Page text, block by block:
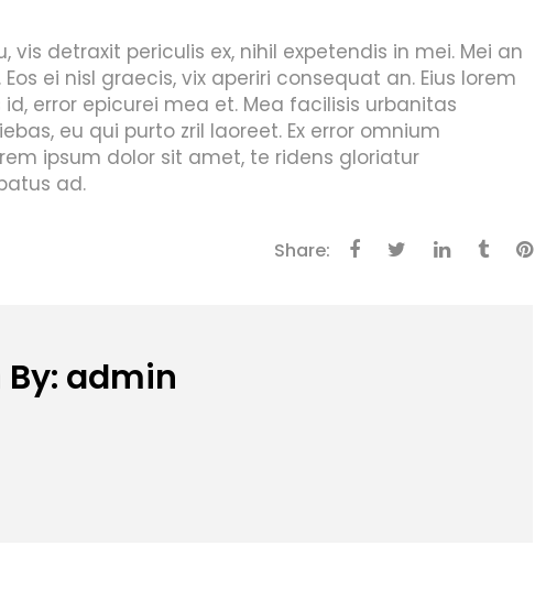
detraxit periculis ex, nihil expetendis in mei. Mei an
ei nisl graecis, vix aperiri consequat an. Eius lorem
error epicurei mea et. Mea facilisis urbanitas
eu qui purto zril laoreet. Ex error omnium
ipsum dolor sit amet, te ridens gloriatur
ad.
Share:
admin